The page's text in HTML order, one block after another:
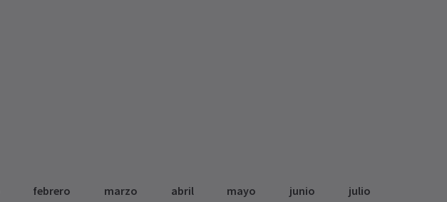
febrero marzo abril mayo junio julio